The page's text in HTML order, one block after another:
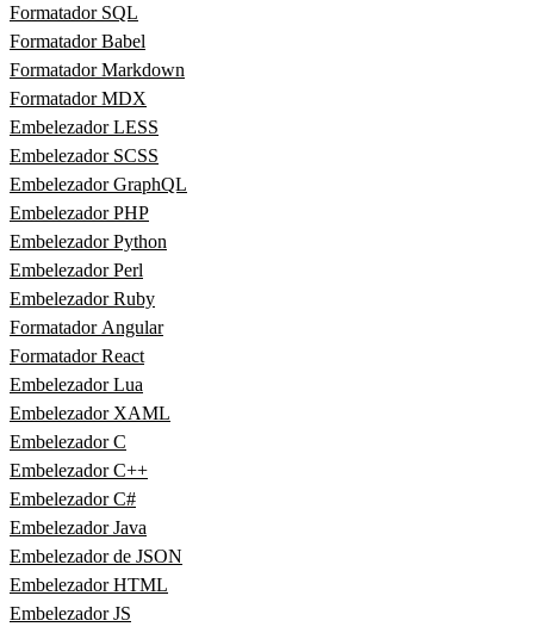
Formatador SQL
Formatador Babel
Formatador Markdown
Formatador MDX
Embelezador LESS
Embelezador SCSS
Embelezador GraphQL
Embelezador PHP
Embelezador Python
Embelezador Perl
Embelezador Ruby
Formatador Angular
Formatador React
Embelezador Lua
Embelezador XAML
Embelezador C
Embelezador C++
Embelezador C#
Embelezador Java
Embelezador de JSON
Embelezador HTML
Embelezador JS